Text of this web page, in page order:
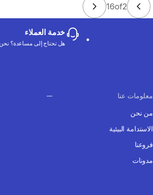
2
of
16
خدمة العملاء
هل تحتاج إلى مساعدة؟
معلومات عنا
من نحن
الاستدامة البيئية
فروعنا
مدونات